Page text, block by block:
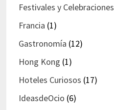
Festivales y Celebraciones
Francia (1)
Gastronomía (12)
Hong Kong (1)
Hoteles Curiosos (17)
IdeasdeOcio (6)